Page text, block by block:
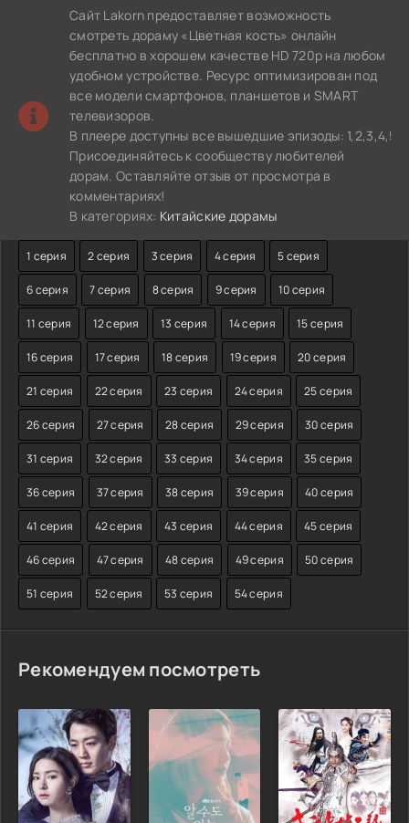
Сайт Lakorn предоставляет возможность
смотреть дораму «Цветная кость» онлайн
бесплатно в хорошем качестве HD 720p на любом
удобном устройстве. Ресурс оптимизирован под
все модели смартфонов, планшетов и SMART
телевизоров.
В плеере доступны все вышедшие эпизоды:
Присоединяйтесь к сообществу любителей
дорам. Оставляйте отзыв от просмотра в
комментариях!
В категориях: Китайские дорамы
1 серия 2 серия 3 серия 4 серия 5 серия
6 серия 7 серия 8 серия 9 серия 10 серия
11 серия 12 серия 13 серия 14 серия 15 серия
16 серия 17 серия 18 серия 19 серия 20 серия
21 серия 22 серия 23 серия 24 серия 25 серия
26 серия 27 серия 28 серия 29 серия 30 серия
31 серия 32 серия 33 серия 34 серия 35 серия
36 серия 37 серия 38 серия 39 серия 40 серия
41 серия 42 серия 43 серия 44 серия 45 серия
46 серия 47 серия 48 серия 49 серия 50 серия
51 серия 52 серия 53 серия 54 серия
Рекомендуем посмотреть